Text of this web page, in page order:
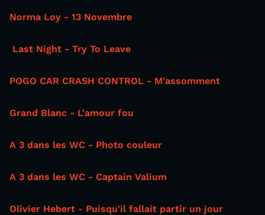
Norma Loy - 13 Novembre
Last Night - Try To Leave
POGO CAR CRASH CONTROL - M'assomment
Grand Blanc - L'amour fou
A 3 dans les WC - Photo couleur
A 3 dans les WC - Captain Valium
Olivier Hebert - Puisqu'il fallait partir un jour